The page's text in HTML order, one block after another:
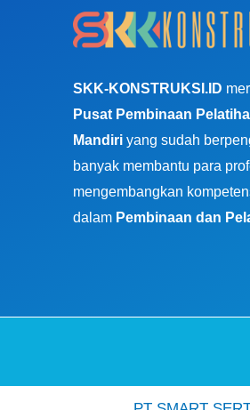
SKK-KONSTRUKSI.ID
Pusat Pembinaan
Mandiri yang sudah
banyak membantu para
mengembangkan
dalam Pembinaan dan